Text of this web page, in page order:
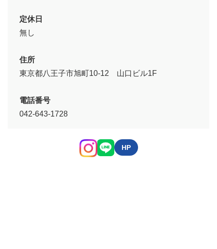
定休日
無し
住所
東京都八王子市旭町10-12 山口ビル1F
電話番号
042-643-1728
HP